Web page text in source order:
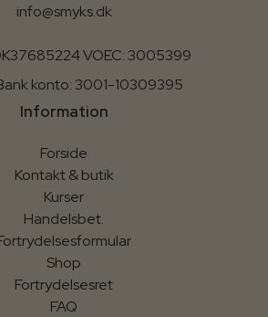
info@smyks.dk
VOEC: 3005399
konto: 3001-10309395
Information
Forside
Kontakt & butik
Kurser
Handelsbet.
Shop
Fortrydelsesret
FAQ